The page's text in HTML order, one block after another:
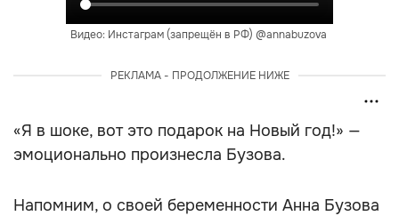
Видео: Инстаграм (запрещён в РФ) @annabuzova
РЕКЛАМА - ПРОДОЛЖЕНИЕ НИЖЕ
«Я в шоке, вот это подарок на Новый год!» —
эмоционально произнесла Бузова.
Напомним, о своей беременности Анна Бузова